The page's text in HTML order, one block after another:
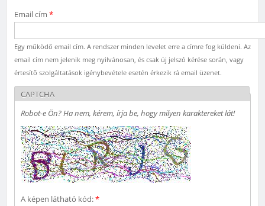
Email cím *
Egy működő email cím. A rendszer minden levelet erre a címre fog küldeni. Az
email cím nem jelenik meg nyilvánosan, és csak új jelszó kérése során, vagy
értesítő szolgáltatások igénybevétele esetén érkezik rá email üzenet.
CAPTCHA
Robot-e Ön? Ha nem, kérem, írja be, hogy milyen karaktereket lát!
A képen látható kód:*